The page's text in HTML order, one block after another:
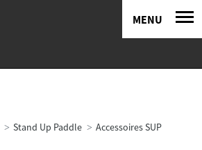
MENU
Stand Up Paddle
Accessoires SUP